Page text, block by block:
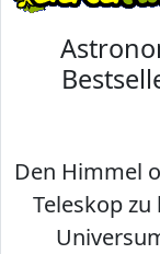
Den Himmel
Teleskop